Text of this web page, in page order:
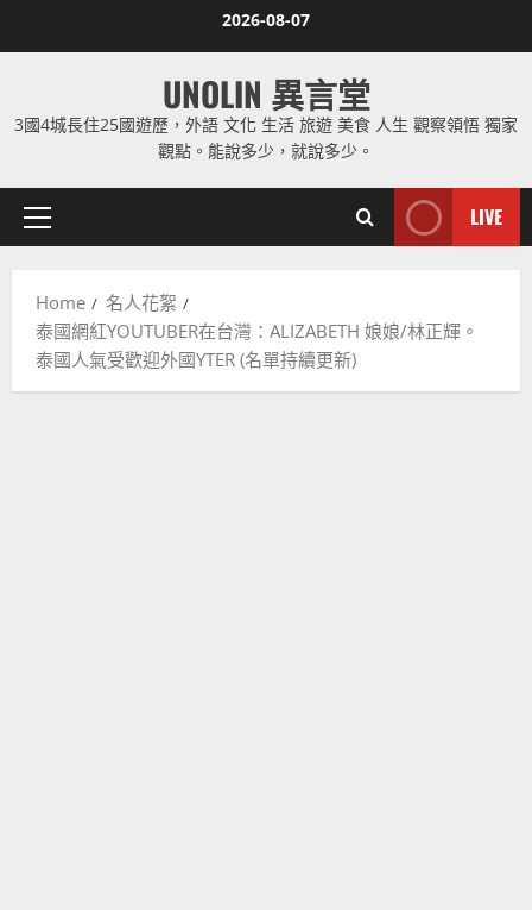
2026-08-07
UNOLIN 異言堂
3國4城長住25國遊歷，外語 文化 生活 旅遊 美食 人生 觀察領悟 獨家
觀點。能說多少，就說多少。
Primary
LIVE
Home
名人花絮
泰國網紅YOUTUBER在台灣：ALIZABETH 娘娘/林正輝。
泰國人氣受歡迎外國YTER (名單持續更新)